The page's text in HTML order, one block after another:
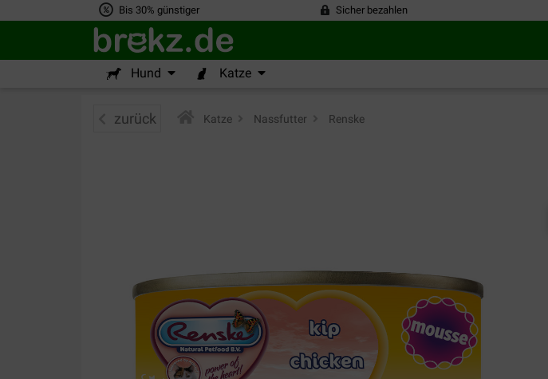
Bis 30% günstiger Sicher bezahlen
Hund Katze
zurück Katze Nassfutter Renske